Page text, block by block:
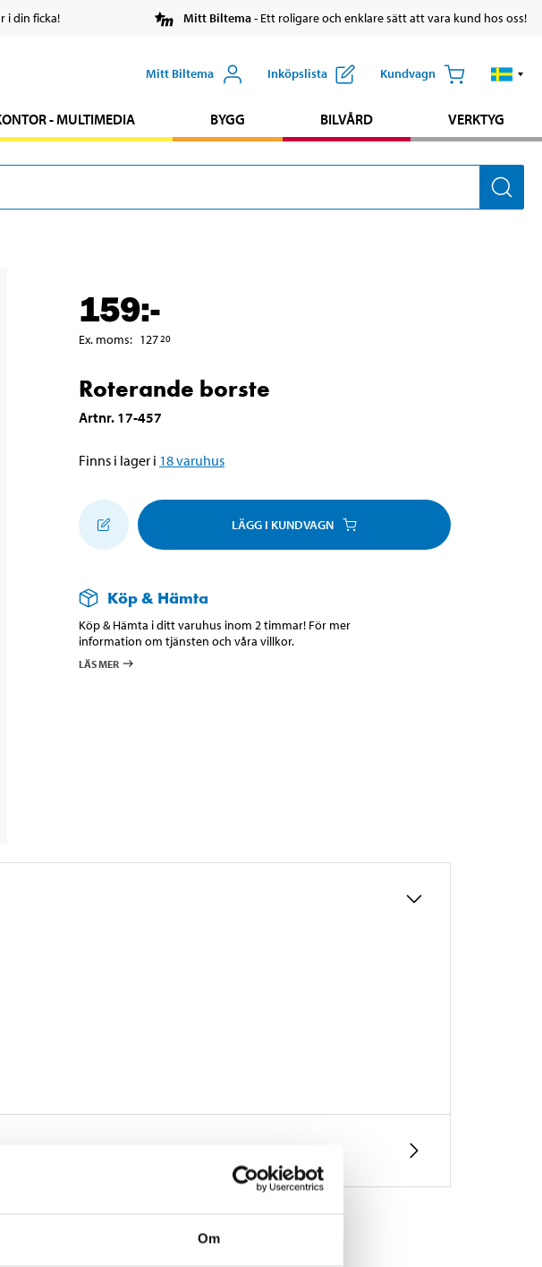
Om
i din ficka! Mitt Biltema- Ett roligare och enklare sätt att vara kund hos oss!
Mitt Biltema Inköpslista Kundvagn
- MULTIMEDIA BYGG BILVÅRD VERKTYG
159:-
Ex. moms: 127 20
Roterande borste
Artnr. 17-457
Finns i lager i 18varuhus
LÄGG I KUNDVAGN
Köp & Hämta
Köp & Hämta i ditt varuhus inom 2 timmar! För mer
information om tjänsten och våra villkor.
LÄS MER
också